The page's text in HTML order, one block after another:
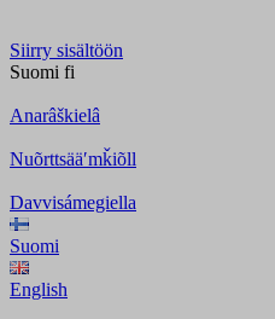
Siirry sisältöön
Suomi fi
Anarâškielâ
Nuõrttsääʹmǩiõll
Davvisámegiella
Suomi
English